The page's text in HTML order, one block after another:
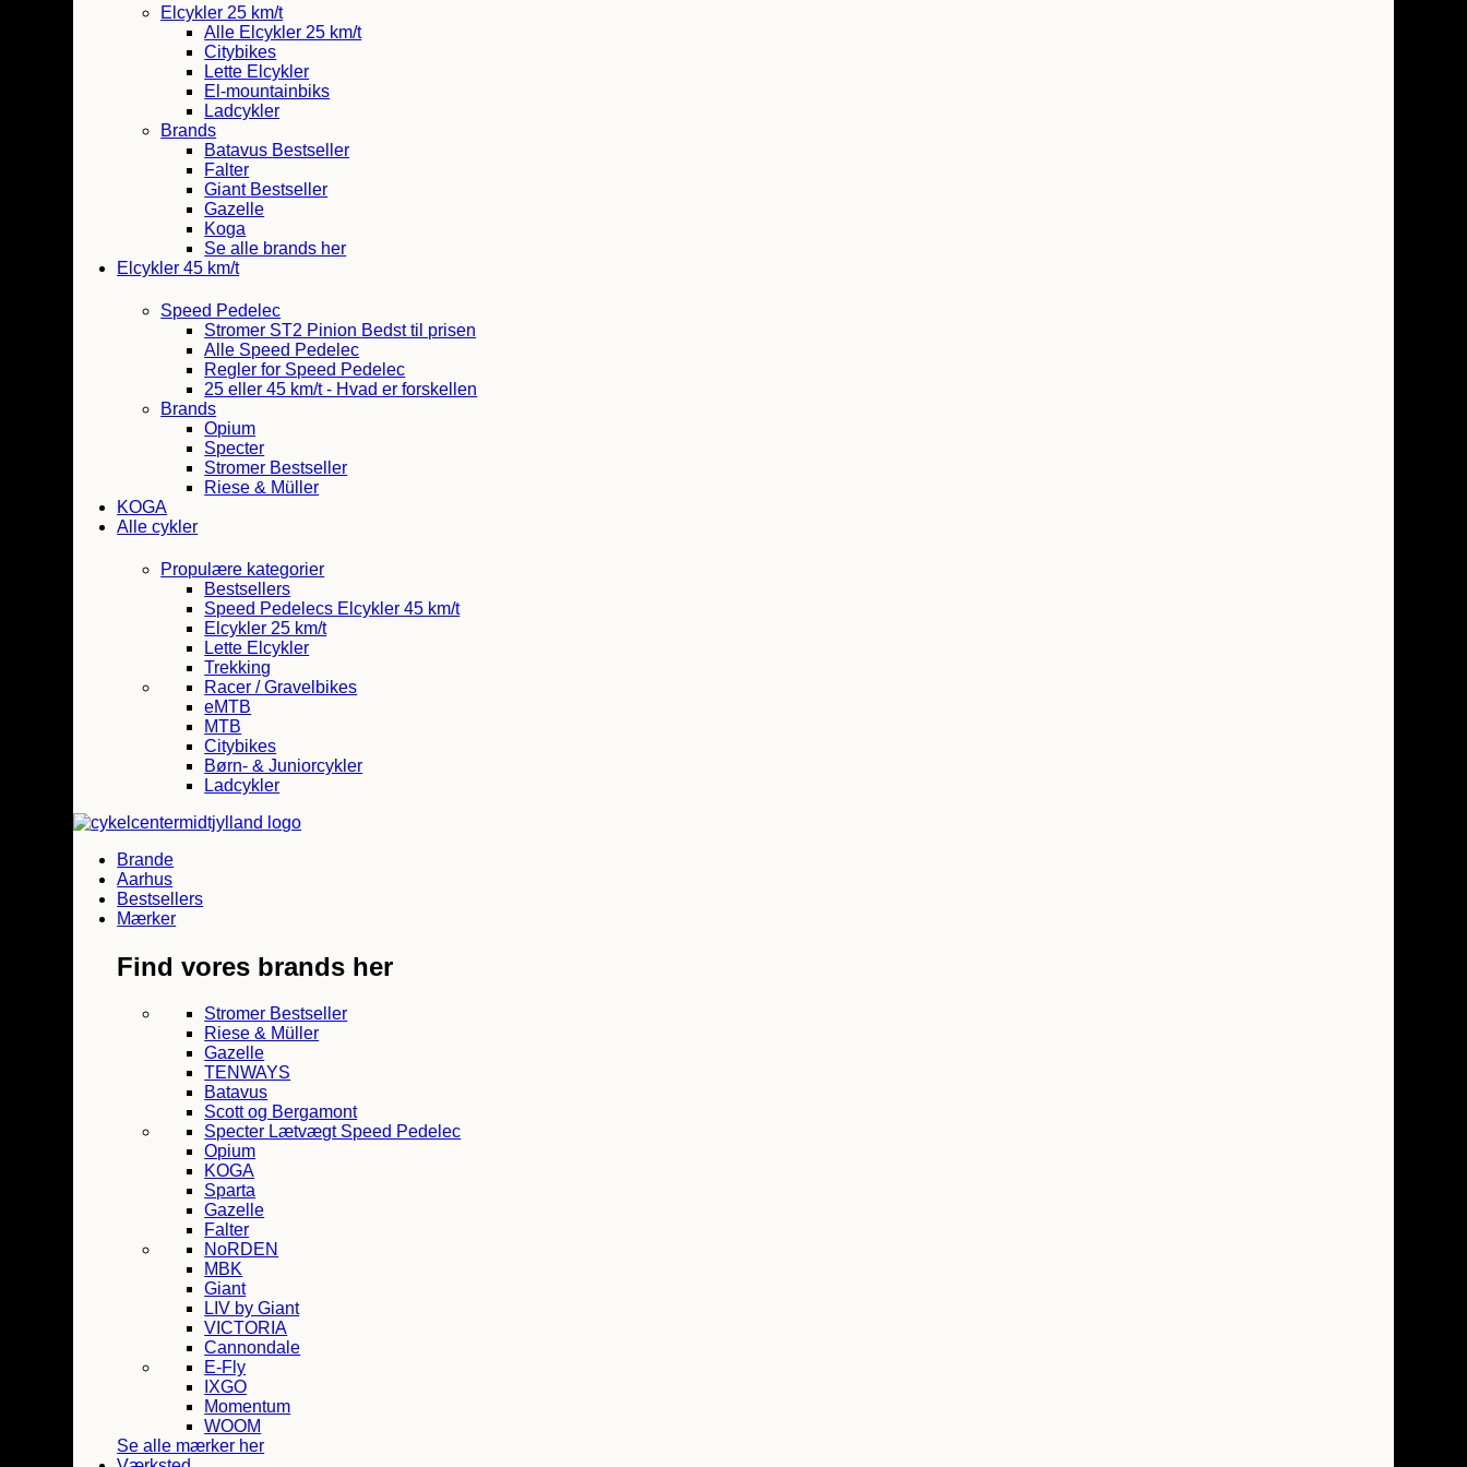
Elcykler 25 km/t
Alle Elcykler 25 km/t
Citybikes
Lette Elcykler
El-mountainbiks
Ladcykler
Brands
Batavus Bestseller
Falter
Giant Bestseller
Gazelle
Koga
Se alle brands her
Elcykler 45 km/t
Speed Pedelec
Stromer ST2 Pinion Bedst til prisen
Alle Speed Pedelec
Regler for Speed Pedelec
25 eller 45 km/t - Hvad er forskellen
Brands
Opium
Specter
Stromer Bestseller
Riese & Müller
KOGA
Alle cykler
Propulære kategorier
Bestsellers
Speed Pedelecs Elcykler 45 km/t
Elcykler 25 km/t
Lette Elcykler
Trekking
Racer / Gravelbikes
eMTB
MTB
Citybikes
Børn- & Juniorcykler
Ladcykler
Brande
Aarhus
Bestsellers
Mærker
Find vores brands her
Stromer Bestseller
Riese & Müller
Gazelle
TENWAYS
Batavus
Scott og Bergamont
Specter Lætvægt Speed Pedelec
Opium
KOGA
Sparta
Gazelle
Falter
NoRDEN
MBK
Giant
LIV by Giant
VICTORIA
Cannondale
E-Fly
IXGO
Momentum
WOOM
Se alle mærker her